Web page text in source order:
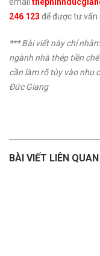
246 123 để được tư vấn
*** Bài viết này chỉ
ngành nhà thép tiền
cần làm rõ tùy vào nhu
Đức Giang
BÀI VIẾT LIÊN QUAN